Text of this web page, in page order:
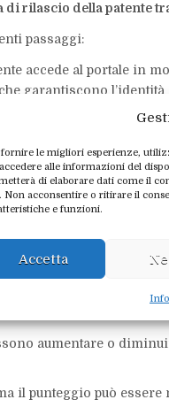
fornire le migliori esperienze,
alle informazioni del
di elaborare dati come il
Non acconsentire o ritirare il
e funzioni.
Accetta
di rilascio della patente
passaggi:
accede al portale in
garantiscono l’identità
la compilazione, il
sopra elencati. Alcuni
essere
dichiarazioni
accettata la domanda, la
portale con tutte le
giuridica o lavoratore
aumentare o
il punteggio può essere